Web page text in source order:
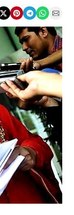
Share on X Share on Pinterest Share on Telegram Share on WhatsApp Share on Email